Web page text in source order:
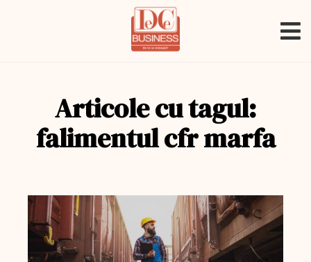
Articole cu tagul:
falimentul cfr marfa